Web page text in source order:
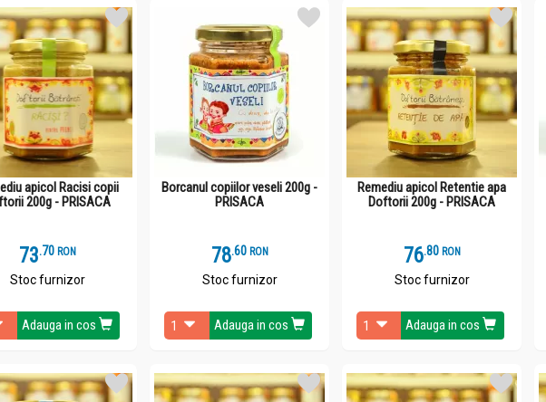
apicol Racisi copii
200g - PRISACA
73.7 RON
Stoc furnizor
Adauga in cos
Borcanul copiilor veseli 200g -
PRISACA
78.6 RON
Stoc furnizor
Adauga in cos
Remediu apicol Retentie apa
Doftorii 200g - PRISACA
76.8 RON
Stoc furnizor
Adauga in cos